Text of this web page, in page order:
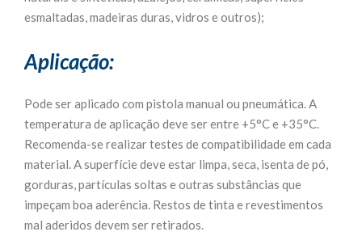
esmaltadas, madeiras duras, vidros e outros);
Aplicação:
Pode ser aplicado com pistola manual ou pneumática. A
temperatura de aplicação deve ser entre +5°C e +35°C.
Recomenda-se realizar testes de compatibilidade em cada
material. A superfície deve estar limpa, seca, isenta de pó,
gorduras, partículas soltas e outras substâncias que
impeçam boa aderência. Restos de tinta e revestimentos
mal aderidos devem ser retirados.